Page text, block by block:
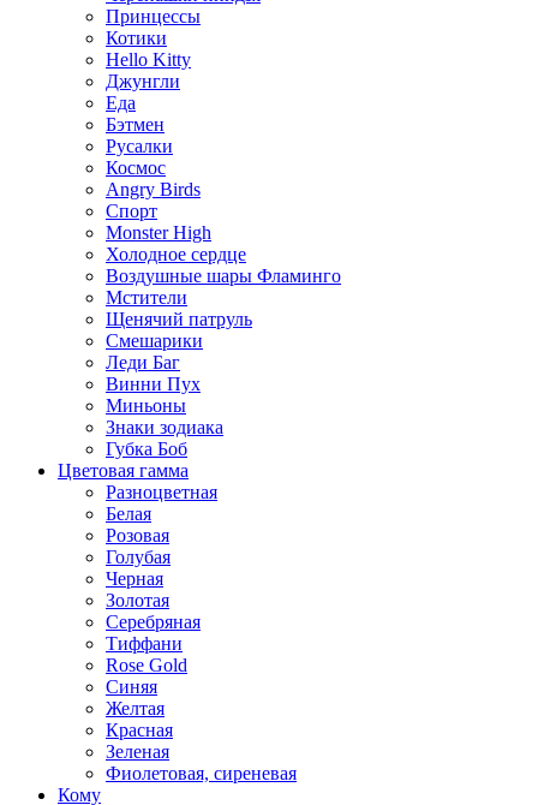
Принцессы
Котики
Hello Kitty
Джунгли
Еда
Бэтмен
Русалки
Космос
Angry Birds
Спорт
Monster High
Холодное сердце
Воздушные шары Фламинго
Мстители
Щенячий патруль
Смешарики
Леди Баг
Винни Пух
Миньоны
Знаки зодиака
Губка Боб
Цветовая гамма
Разноцветная
Белая
Розовая
Голубая
Черная
Золотая
Серебряная
Тиффани
Rose Gold
Синяя
Желтая
Красная
Зеленая
Фиолетовая, сиреневая
Кому